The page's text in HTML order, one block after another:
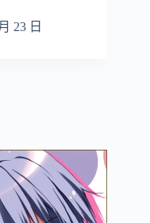
23 日